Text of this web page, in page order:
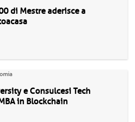
di Mestre aderisce a
e Consulcesi Tech
in Blockchain